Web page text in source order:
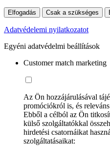
Elfogadás Csak a szükséges
Adatvédelemi nyilatkozatot
Egyéni adatvédelmi beállítások
Customer match marketing
Az Ön hozzájárulásával
promóciókról is, és
Ebből a célból az Ön
külső szolgáltatókkal
hirdetési csatornáikat
szolgáltatásaikat: